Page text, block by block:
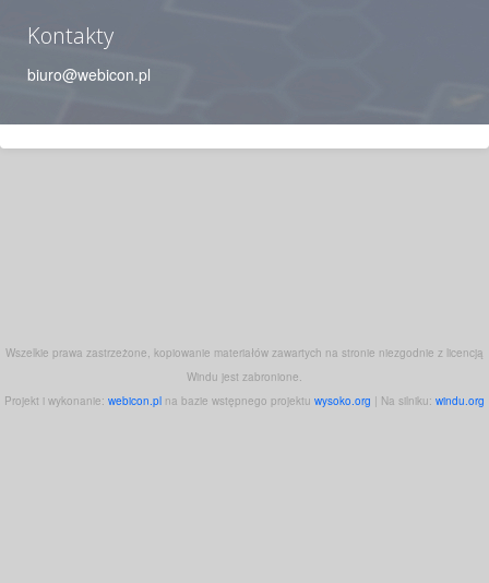
Kontakty
biuro@webicon.pl
Wszelkie prawa zastrzeżone, kopiowanie materiałów zawartych na stronie niezgodnie z licencją
Windu jest zabronione.
Projekt i wykonanie: webicon.pl na bazie wstępnego projektu wysoko.org | Na silniku: windu.org